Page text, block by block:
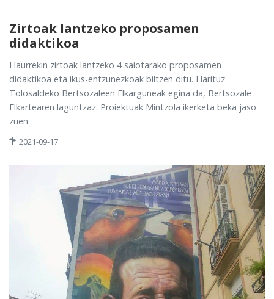
Zirtoak lantzeko proposamen
didaktikoa
Haurrekin zirtoak lantzeko 4 saiotarako proposamen
didaktikoa eta ikus-entzunezkoak biltzen ditu. Harituz
Tolosaldeko Bertsozaleen Elkarguneak egina da, Bertsozale
Elkartearen laguntzaz. Proiektuak Mintzola ikerketa beka jaso
zuen.
2021-09-17